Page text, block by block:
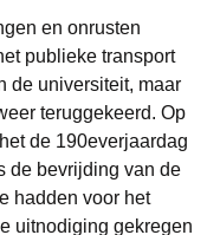
en onrusten
publieke transport
de universiteit, maar
teruggekeerd. Op
de 190everjaardag
de bevrijding van de
hadden voor het
uitnodiging gekregen